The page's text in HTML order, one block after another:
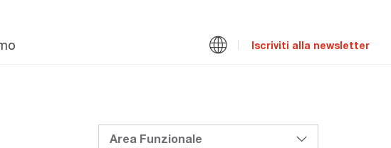
Iscriviti alla newsletter